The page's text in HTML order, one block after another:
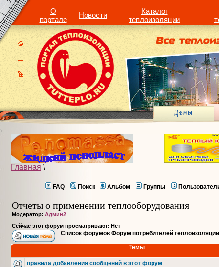
О
портале
Новости
Каталог
теплоизоляции
Главная \
FAQ Поиск Альбом Группы
Отчеты о применении теплооборудования
Модератор: Админ2
Сейчас этот форум просматривают: Нет
Список форумов Форум потребителей теплоизоляции
Темы
правила добавления сообщений в этот форум